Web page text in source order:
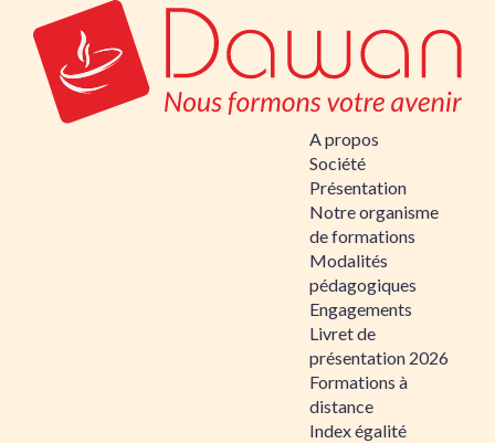
A propos
Société
Présentation
Notre organisme
de formations
Modalités
pédagogiques
Engagements
Livret de
présentation 2026
Formations à
distance
Index égalité